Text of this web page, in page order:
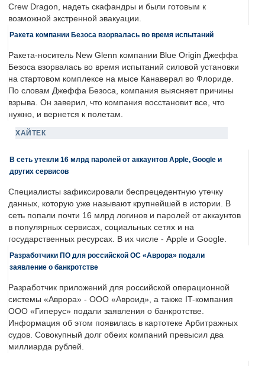
Crew Dragon, надеть скафандры и были готовым к
возможной экстренной эвакуации.
Ракета компании Безоса взорвалась во время испытаний
Ракета-носитель New Glenn компании Blue Origin Джеффа
Безоса взорвалась во время испытаний силовой установки
на стартовом комплексе на мысе Канаверал во Флориде.
По словам Джеффа Безоса, компания выясняет причины
взрыва. Он заверил, что компания восстановит все, что
нужно, и вернется к полетам.
ХАЙТЕК
В сеть утекли 16 млрд паролей от аккаунтов Apple, Google и
других сервисов
Специалисты зафиксировали беспрецедентную утечку
данных, которую уже называют крупнейшей в истории. В
сеть попали почти 16 млрд логинов и паролей от аккаунтов
в популярных сервисах, социальных сетях и на
государственных ресурсах. В их числе - Apple и Google.
Разработчики ПО для российской ОС «Аврора» подали
заявление о банкротстве
Разработчик приложений для российской операционной
системы «Аврора» - ООО «Авроид», а также IT-компания
ООО «Гиперус» подали заявления о банкротстве.
Информация об этом появилась в картотеке Арбитражных
судов. Совокупный долг обеих компаний превысил два
миллиарда рублей.